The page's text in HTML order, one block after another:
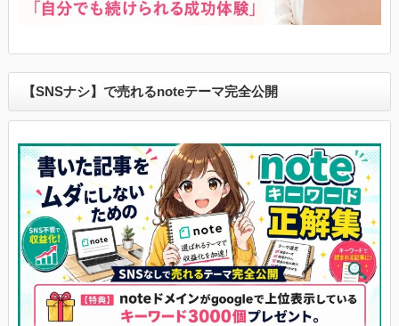
【SNSナシ】で売れるnoteテーマ完全公開